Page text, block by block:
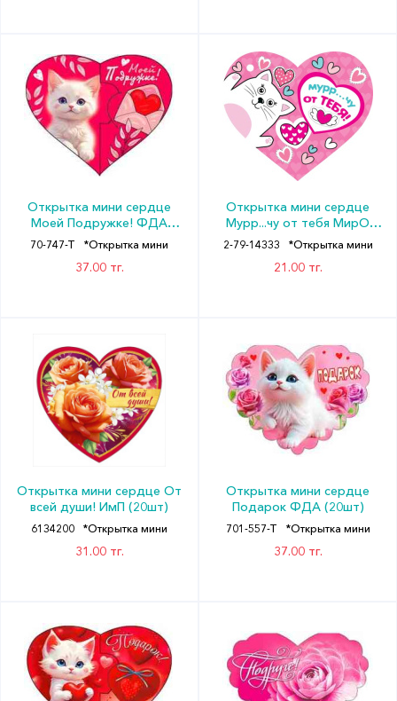
Открытка мини сердце
Моей Подружке! ФДА
(20шт)
70-747-T *Открытка мини
37.00 тг.
Открытка мини сердце
Мурр...чу от тебя МирО
(20шт)
2-79-14333 *Открытка мини
21.00 тг.
Открытка мини сердце От
всей души! ИмП (20шт)
6134200 *Открытка мини
31.00 тг.
Открытка мини сердце
Подарок ФДА (20шт)
701-557-T *Открытка мини
37.00 тг.